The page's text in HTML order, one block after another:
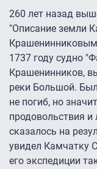
260 лет назад
"Описание земли
1737 году судно
Крашенинников,
реки Большой.
не погиб, но
продовольствия
сказалось на
увидел Камчатку
его экспедиции